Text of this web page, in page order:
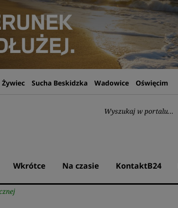
Żywiec Sucha Beskidzka Wadowice Oświęcim
Wkrótce Na czasie KontaktB24